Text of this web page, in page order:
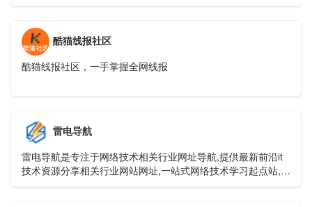
酷猫线报社区
酷猫线报社区，一手掌握全网线报
雷电导航
雷电导航是专注于网络技术相关行业网址导航,提供最新前沿it
技术资源分享相关行业网站网址,一站式网络技术学习起点站,用